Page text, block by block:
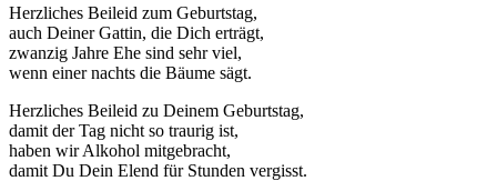
Herzliches Beileid zum Geburtstag,
auch Deiner Gattin, die Dich erträgt,
zwanzig Jahre Ehe sind sehr viel,
wenn einer nachts die Bäume sägt.
Herzliches Beileid zu Deinem Geburtstag,
damit der Tag nicht so traurig ist,
haben wir Alkohol mitgebracht,
damit Du Dein Elend für Stunden vergisst.